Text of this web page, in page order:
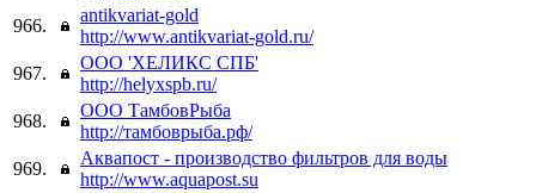
966.
antikvariat-gold
http://www.antikvariat-gold.ru/
967.
ООО 'ХЕЛИКС СПБ'
http://helyxspb.ru/
968.
ООО ТамбовРыба
http://тамбоврыба.рф/
969.
Аквапост - производство фильтров для воды
http://www.aquapost.su